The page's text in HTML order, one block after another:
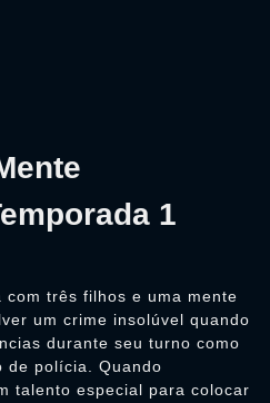
1
três filhos e uma mente
um crime insolúvel quando
durante seu turno como
de polícia. Quando
talento especial para colocar